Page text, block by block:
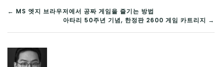
글
탐
색
← MS 엣지 브라우저에서 공짜 게임을 즐기는 방법
아타리 50주년 기념, 한정판 2600 게임 카트리지 →